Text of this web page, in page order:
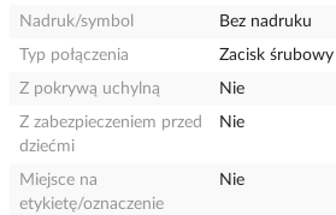
Nadruk/symbol
Bez nadruku
Typ połączenia
Zacisk śrubowy
Z pokrywą uchylną
Nie
Z zabezpieczeniem przed
dziećmi
Nie
Miejsce na
etykietę/oznaczenie
Nie